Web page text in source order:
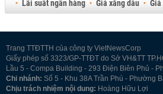
Lãi suất ngân hàng
Giá xăng dầu
Giá
Trang TTĐTTH của công ty VietNewsCorp
Giấy phép số 3323/GP-TTĐT do Sở VH&TT
Lầu 5 - Compa Building - 293 Điện Biên Phủ -
Chi nhánh: Số 5 - Khu 38A Trần Phú - Phường
Chịu trách nhiệm nội dung: Hoàng Hữu Lợi